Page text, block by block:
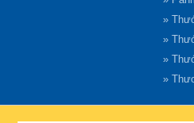
»
»
»
»